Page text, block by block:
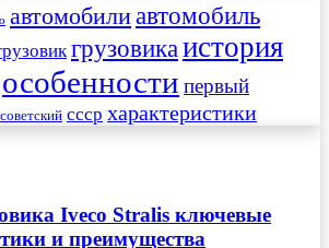
автомобилиавтомобиль
грузовикаистория
особенности первый
советский ссср характеристики
Iveco Stralis ключевые
и преимущества